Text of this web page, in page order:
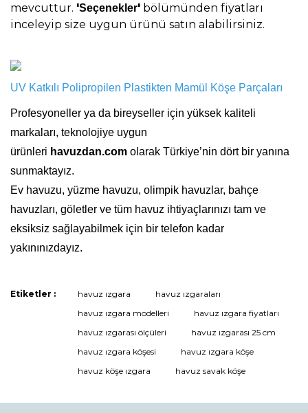
mevcuttur. 'Seçenekler' bölümünden fiyatları
inceleyip size uygun ürünü satın alabilirsiniz.
UV Katkılı Polipropilen Plastikten Mamül Köşe Parçaları
Profesyoneller ya da bireyseller için yüksek kaliteli
markaları, teknolojiye uygun
ürünleri havuzdan.com olarak Türkiye’nin dört bir yanına
sunmaktayız.
Ev havuzu, yüzme havuzu, olimpik havuzlar, bahçe
havuzları, göletler ve tüm havuz ihtiyaçlarınızı tam ve
eksiksiz sağlayabilmek için bir telefon kadar
yakınınızdayız.
Bu ürüne ilk yorumu siz yapın!
Yorum Yaz
Etiketler : havuz ızgara
havuz ızgaraları
havuz ızgara modelleri
havuz ızgara fiyatları
havuz ızgarası ölçüleri
havuz ızgarası 25 cm
havuz ızgara köşesi
havuz ızgara köşe
havuz köşe ızgara
havuz savak köşe